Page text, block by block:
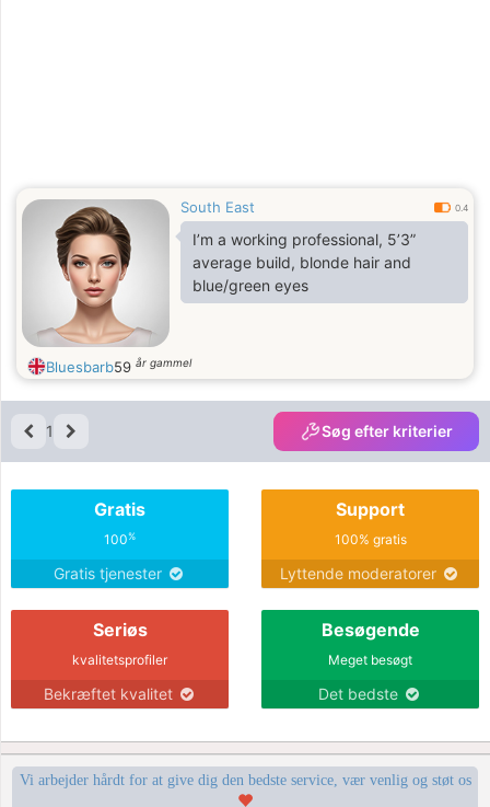
South East 0.4
I’m a working professional, 5’3”
average build, blonde hair and
blue/green eyes
Bluesbarb59 år gammel
1 Søg efter kriterier
Gratis
100%
Gratis tjenester
Support
100% gratis
Lyttende moderatorer
Seriøs
kvalitetsprofiler
Bekræftet kvalitet
Besøgende
Meget besøgt
Det bedste
Vi arbejder hårdt for at give dig den bedste service, vær venlig og støt os